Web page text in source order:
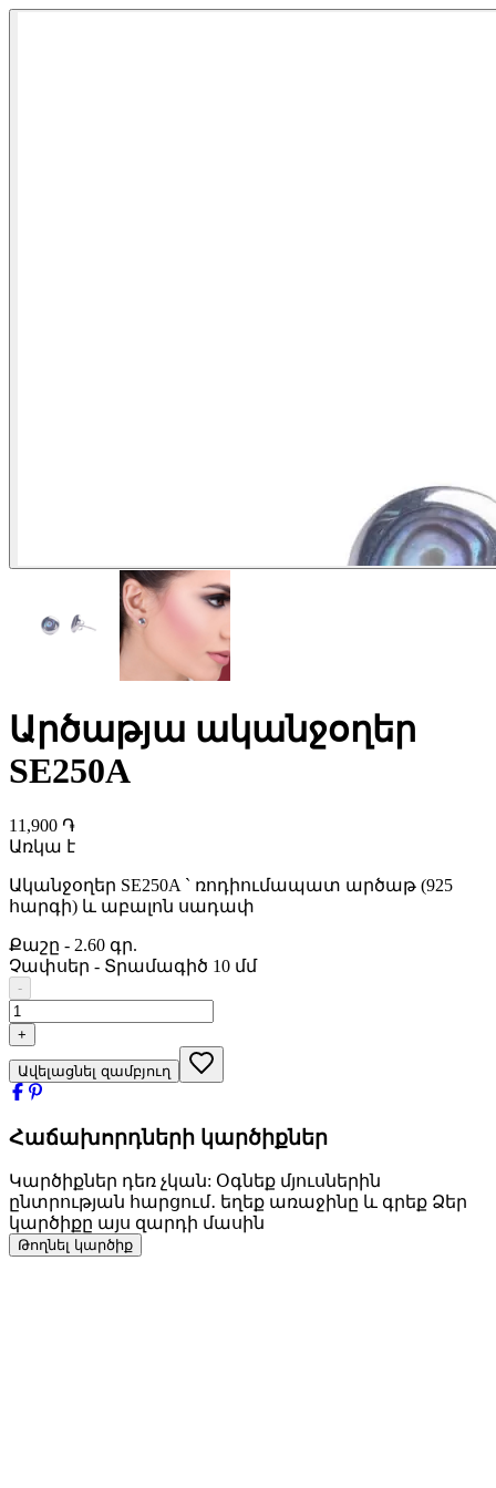
Արծաթյա ականջօղեր
SE250A
11,900 ֏
Առկա է
Ականջօղեր SE250A ` ռոդիումապատ արծաթ (925
հարգի) և աբալոն սադափ
Քաշը - 2.60 գր.
Չափսեր - Տրամագիծ 10 մմ
-
+
Ավելացնել զամբյուղ
Հաճախորդների կարծիքներ
Կարծիքներ դեռ չկան: Օգնեք մյուսներին
ընտրության հարցում․ եղեք առաջինը և գրեք Ձեր
կարծիքը այս զարդի մասին
Թողնել կարծիք